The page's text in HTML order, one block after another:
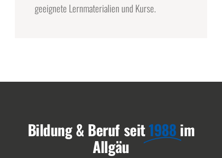
geeignete Lernmaterialien und Kurse.
Bildung & Beruf seit1988im
Allgäu